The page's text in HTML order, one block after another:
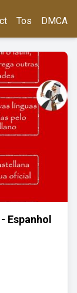
Tos DMCA
Espanhol